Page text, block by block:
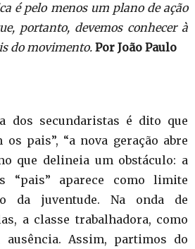
é pelo menos um plano de ação
portanto, devemos conhecer à
do movimento. Por João Paulo
dos secundaristas é dito que
pais”, “a nova geração abre
que delineia um obstáculo: a
“pais” aparece como limite
da juventude. Na onda de
a classe trabalhadora, como
Assim, partimos do